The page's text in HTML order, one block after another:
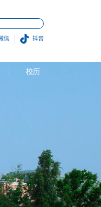
信 抖音
校历